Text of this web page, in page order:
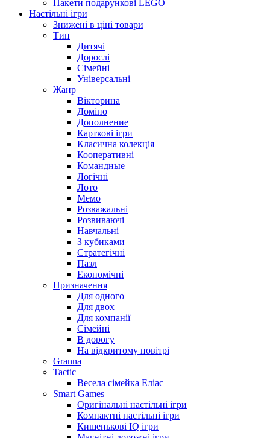
Пакети подарункові LEGO
Настільні ігри
Знижені в ціні товари
Тип
Дитячі
Дорослі
Сімейні
Універсальні
Жанр
Вікторина
Доміно
Дополнение
Карткові ігри
Класична колекція
Кооперативні
Командные
Логічні
Лото
Мемо
Розважальні
Розвиваючі
Навчальні
З кубиками
Стратегічні
Пазл
Економічні
Призначення
Для одного
Для двох
Для компанії
Сімейні
В дорогу
На відкритому повітрі
Granna
Tactic
Весела сімейка Еліас
Smart Games
Оригінальні настільні ігри
Компактні настільні ігри
Кишенькові IQ ігри